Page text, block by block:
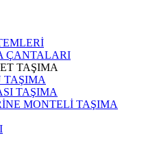
ÇANTALARI
TAŞIMA
TAŞIMA
TAŞIMA
MONTELİ TAŞIMA